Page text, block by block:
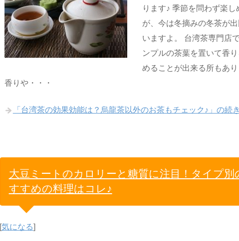
ります♪ 季節を問わず楽し
が、今は冬摘みの冬茶が
いますよ。 台湾茶専門店
ンプルの茶葉を置いて香
めることが出来る所もあり
香りや・・・
「台湾茶の効果効能は？烏龍茶以外のお茶もチェック♪」の続
大豆ミートのカロリーと糖質に注目！タイプ別
すすめの料理はコレ♪
[気になる]